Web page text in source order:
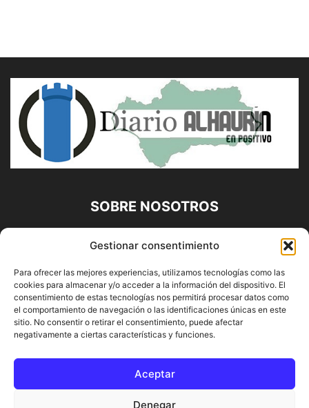
Gestionar consentimiento
Para ofrecer las mejores experiencias, utilizamos tecnologías como las
cookies para almacenar y/o acceder a la información del dispositivo. El
consentimiento de estas tecnologías nos permitirá procesar datos como
el comportamiento de navegación o las identificaciones únicas en este
sitio. No consentir o retirar el consentimiento, puede afectar
negativamente a ciertas características y funciones.
Aceptar
Denegar
SOBRE NOSOTROS
Diario Alhaurín (www.alhaurindelatorre.com) Propiedad de
Francisco E. López López | 639 95 71 95 | Noticias de
Alhaurín de la Torre, Málaga y Provincia|
Contáctanos:info@alhaurindelatorre.com
SÍGUENOS